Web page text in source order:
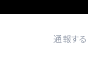
通報する